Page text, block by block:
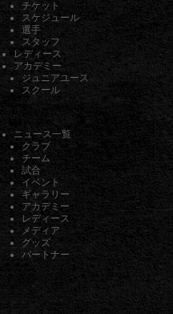
チケット
スケジュール
選手
スタッフ
レディース
アカデミー
ジュニアユース
スクール
ニュース一覧
クラブ
チーム
試合
イベント
ギャラリー
アカデミー
レディース
メディア
グッズ
パートナー